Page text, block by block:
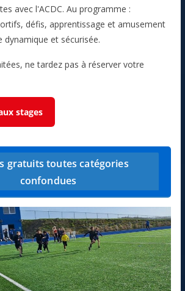
avec l'ACDC. Au programme :
défis, apprentissage et amusement
dynamique et sécurisée.
ne tardez pas à réserver votre
stages
gratuits toutes catégories
confondues